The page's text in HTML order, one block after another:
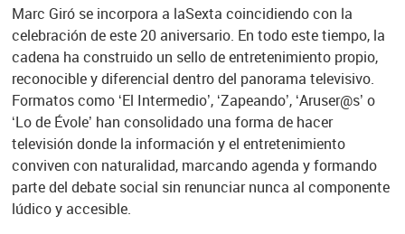
Marc Giró se incorpora a laSexta coincidiendo con la
celebración de este 20 aniversario. En todo este tiempo, la
cadena ha construido un sello de entretenimiento propio,
reconocible y diferencial dentro del panorama televisivo.
Formatos como ‘El Intermedio’, ‘Zapeando’, ‘Aruser@s’ o
‘Lo de Évole’ han consolidado una forma de hacer
televisión donde la información y el entretenimiento
conviven con naturalidad, marcando agenda y formando
parte del debate social sin renunciar nunca al componente
lúdico y accesible.